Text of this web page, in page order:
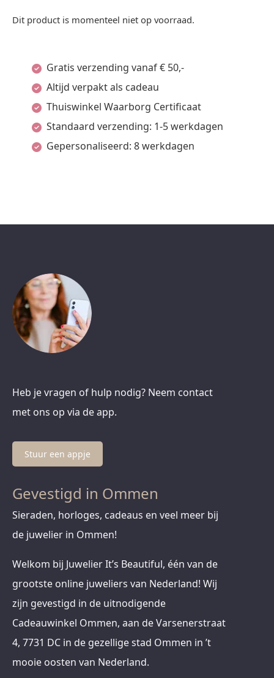
Dit product is momenteel niet op voorraad.
Gratis verzending vanaf € 50,-
Altijd verpakt als cadeau
Thuiswinkel Waarborg Certificaat
Standaard verzending: 1-5 werkdagen
Gepersonaliseerd: 8 werkdagen
Heb je vragen of hulp nodig? Neem contact
met ons op via de app.
Stuur een appje
Gevestigd in Ommen
Sieraden, horloges, cadeaus en veel meer bij
de juwelier in Ommen!
Welkom bij Juwelier It’s Beautiful, één van de
grootste online juweliers van Nederland! Wij
zijn gevestigd in de uitnodigende
Cadeauwinkel Ommen, aan de Varsenerstraat
4, 7731 DC in de gezellige stad Ommen in ’t
mooie oosten van Nederland.